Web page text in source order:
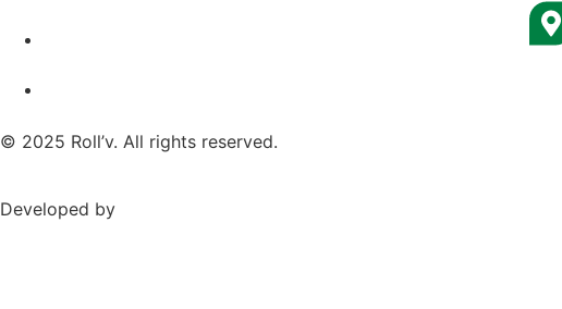
© 2025 Roll’v. All rights reserved.
Developed by